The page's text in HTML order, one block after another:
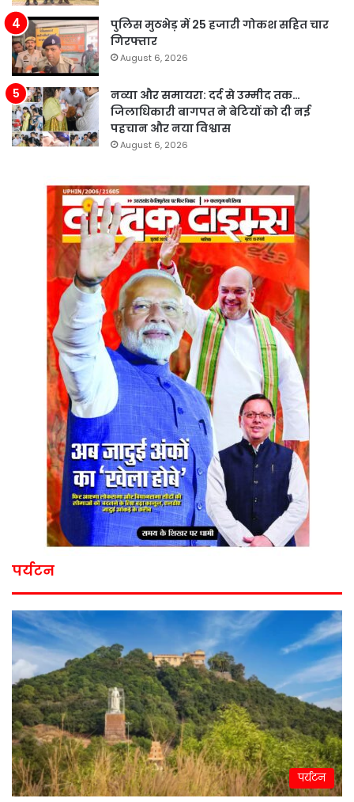
पुलिस मुठभेड़ में 25 हजारी गोकश सहित चार
गिरफ्तार
August 6, 2026
नव्या और समायरा: दर्द से उम्मीद तक…
जिलाधिकारी बागपत ने बेटियों को दी नई
पहचान और नया विश्वास
August 6, 2026
पर्यटन
पर्यटन